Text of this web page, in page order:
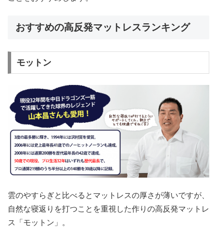
おすすめの高反発マットレスランキング
モットン
雲のやすらぎと比べるとマットレスの厚さが薄いですが、
自然な寝返りを打つことを重視した作りの高反発マットレ
ス「モットン」。